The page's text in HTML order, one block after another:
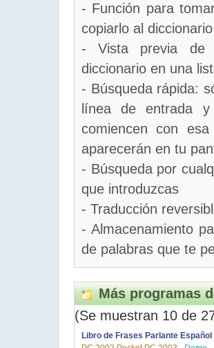
- Función para
copiarlo al diccionario
- Vista previa de
diccionario en una
- Búsqueda rápida:
línea de entrada
comiencen con
aparecerán en tu
- Búsqueda por
que introduzcas
- Traducción
- Almacenamiento
de palabras que te
Más programas
(Se muestran 10 de
Libro de Frases Parlante